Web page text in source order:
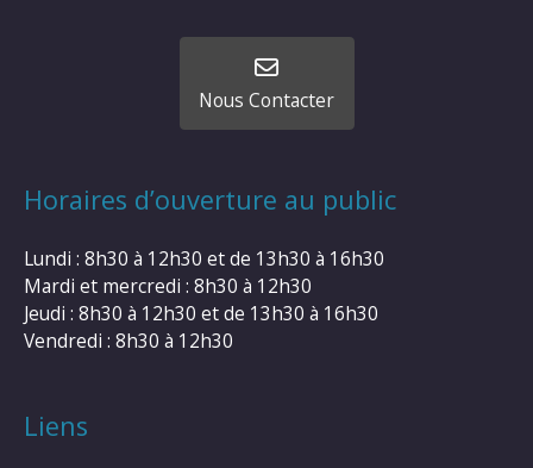
Nous Contacter
Horaires d’ouverture au public
Lundi : 8h30 à 12h30 et de 13h30 à 16h30
Mardi et mercredi : 8h30 à 12h30
Jeudi : 8h30 à 12h30 et de 13h30 à 16h30
Vendredi : 8h30 à 12h30
Liens